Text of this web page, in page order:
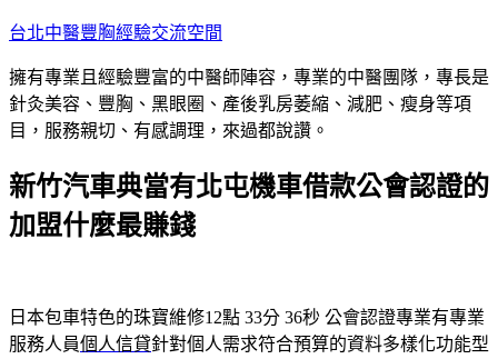
跳
主
要
內
台北中醫豐胸經驗交流空間
擁有專業且經驗豐富的中醫師陣容，專業的中醫團隊，專長是
針灸美容、豐胸、黑眼圈、產後乳房萎縮、減肥、瘦身等項
目，服務親切、有感調理，來過都說讚。
新竹汽車典當有北屯機車借款公會認證的
加盟什麼最賺錢
日本包車特色的珠寶維修12點 33分 36秒 公會認證專業有專業
服務人員個人信貸針對個人需求符合預算的資料多樣化功能型